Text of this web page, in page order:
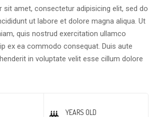
sit amet, consectetur adipisicing elit, sed do
ut labore et dolore magna aliqua. Ut
quis nostrud exercitation ullamco
ex ea commodo consequat. Duis aute
in voluptate velit esse cillum dolore
YEARS OLD